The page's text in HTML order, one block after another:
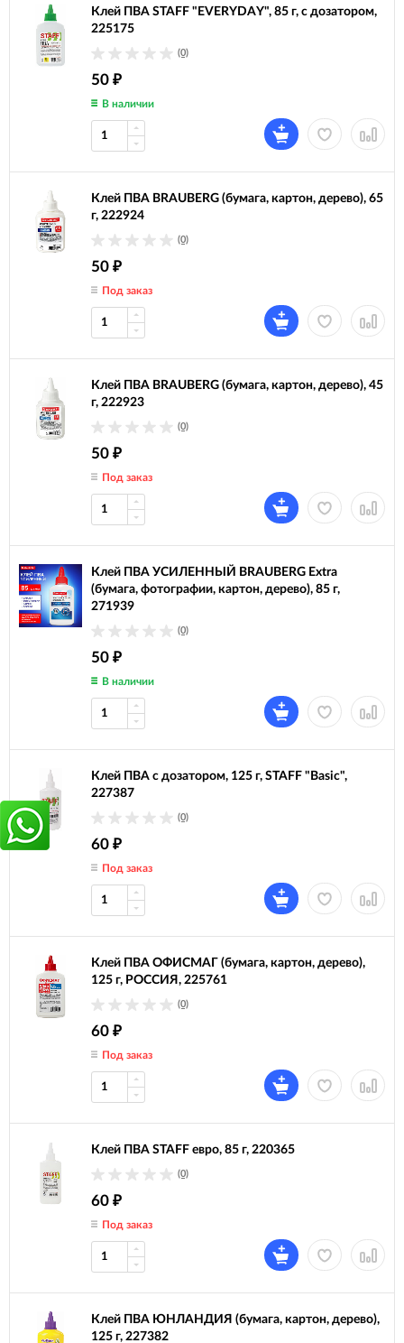
Клей ПВА STAFF "EVERYDAY", 85 г, с дозатором,
225175
(0)
50 ₽
В наличии
Клей ПВА BRAUBERG (бумага, картон, дерево), 65
г, 222924
(0)
50 ₽
Под заказ
Клей ПВА BRAUBERG (бумага, картон, дерево), 45
г, 222923
(0)
50 ₽
Под заказ
Клей ПВА УСИЛЕННЫЙ BRAUBERG Extra
(бумага, фотографии, картон, дерево), 85 г,
271939
(0)
50 ₽
В наличии
Клей ПВА с дозатором, 125 г, STAFF "Basic",
227387
(0)
60 ₽
Под заказ
Клей ПВА ОФИСМАГ (бумага, картон, дерево),
125 г, РОССИЯ, 225761
(0)
60 ₽
Под заказ
Клей ПВА STAFF евро, 85 г, 220365
(0)
60 ₽
Под заказ
Клей ПВА ЮНЛАНДИЯ (бумага, картон, дерево),
125 г, 227382